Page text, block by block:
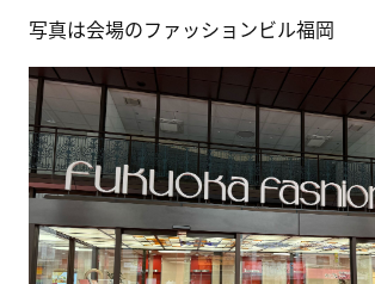
写真は会場のファッションビル福岡